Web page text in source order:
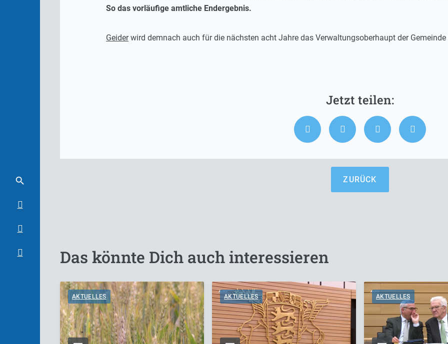
So das vorläufige amtliche Endergebnis.
Geiderwird demnach auch für die nächsten acht Jahre das Verwaltungsoberhaupt der Gemeinde
ZURÜCK
Das könnte Dich auch interessieren
AKTUELLES AKTUELLES AKTUELLES